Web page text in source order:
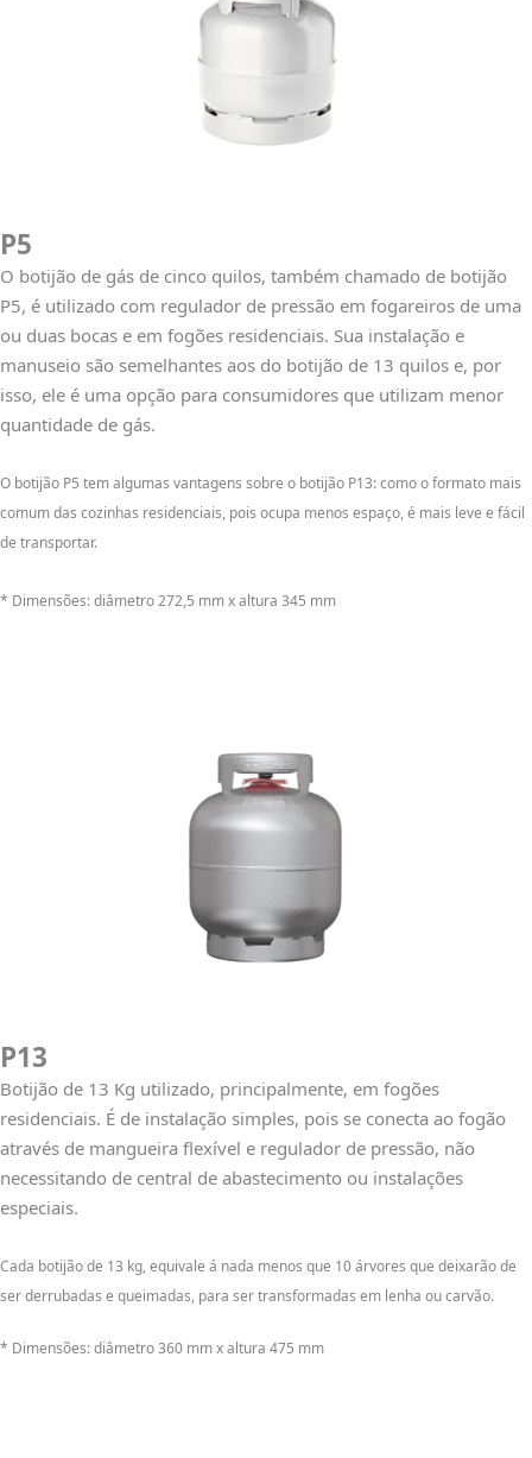
P5
O botijão de gás de cinco quilos, também chamado de botijão
P5, é utilizado com regulador de pressão em fogareiros de uma
ou duas bocas e em fogões residenciais. Sua instalação e
manuseio são semelhantes aos do botijão de 13 quilos e, por
isso, ele é uma opção para consumidores que utilizam menor
quantidade de gás.
O botijão P5 tem algumas vantagens sobre o botijão P13: como o formato mais
comum das cozinhas residenciais, pois ocupa menos espaço, é mais leve e fácil
de transportar.
* Dimensões: diâmetro 272,5 mm x altura 345 mm
P13
Botijão de 13 Kg utilizado, principalmente, em fogões
residenciais. É de instalação simples, pois se conecta ao fogão
através de mangueira flexível e regulador de pressão, não
necessitando de central de abastecimento ou instalações
especiais.
Cada botijão de 13 kg, equivale á nada menos que 10 árvores que deixarão de
ser derrubadas e queimadas, para ser transformadas em lenha ou carvão.
* Dimensões: diâmetro 360 mm x altura 475 mm